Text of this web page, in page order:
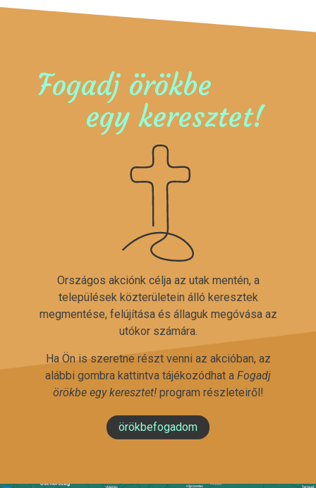
Fogadj örökbe
egy keresztet!
Országos akciónk célja az utak mentén, a
települések közterületein álló keresztek
megmentése, felújítása és állaguk megóvása az
utókor számára.
Ha Ön is szeretne részt venni az akcióban, az
alábbi gombra kattintva tájékozódhat a Fogadj
örökbe egy keresztet!program részleteiről!
örökbefogadom